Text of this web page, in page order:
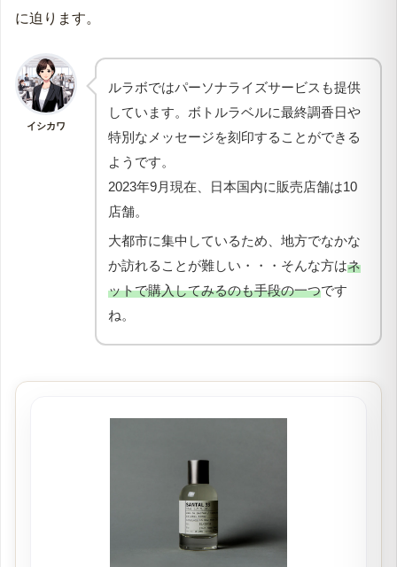
に迫ります。
イシカワ
ルラボではパーソナライズサービスも提供
しています。ボトルラベルに最終調香日や
特別なメッセージを刻印することができる
ようです。
2023年9月現在、日本国内に販売店舗は10
店舗。
大都市に集中しているため、地方でなかな
か訪れることが難しい・・・そんな方はネ
ットで購入してみるのも手段の一つです
ね。